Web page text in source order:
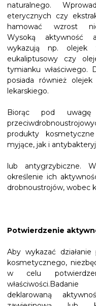
naturalnego.
eterycznych czy
hamować wzrost
Wysoką aktywność
wykazują np. olejek
eukaliptusowy czy
tymianku właściwego.
posiada również
lekarskiego.
Biorąc pod uwagę
produkty
myjące, jak i
lub antygrzybiczne.
określenie ich
drobnoustrojów, wobec
Potwierdzenie
Aby wykazać
kosmetycznego,
w celu
deklarowaną